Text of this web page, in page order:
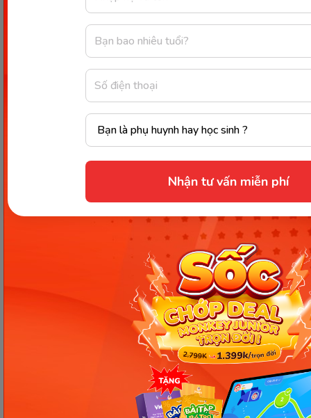
Nhận tư vấn miễn phí
Học múa không những là hoạt động tạo niềm vui
hướng, nuôi dưỡng đam mê năng khiếu nghệ
thuật cho các em nhỏ ngay từ khi còn rất nhỏ. Việc
dạy bé 3 tuổi múa
tiếp xúc và trải nghiệm nhiều hơn và còn mang lại
thông những chia sẻ trên sẽ giúp các mẹ hiểu hơn
lợi ích của việc cho các bé học múa và giúp cho tuổi
thơ của các bé phong phú và vui vẻ hơn.
Chia sẻ ngay
Thông tin trong bài viết được tổng hợp nhằm
mục đích tham khảo và có thể thay đổi mà
không cần báo trước. Quý khách vui lòng
kiểm tra lại qua các kênh chính thức hoặc liên
hệ trực tiếp với đơn vị liên quan để nắm bắt